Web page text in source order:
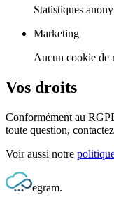
Statistiques
Marketing
Aucun cookie de
Vos droits
Conformément au
toute question,
Voir aussi notre
egram.